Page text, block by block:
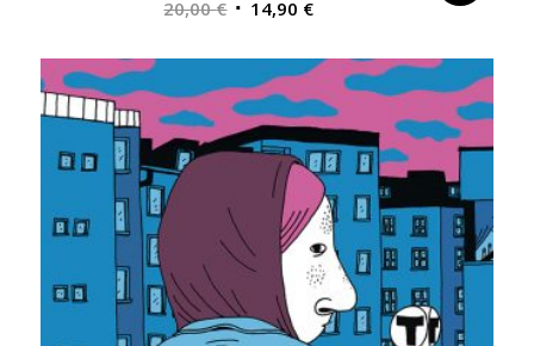
20,00€ Alkuperäinen
oli:
20,00 €.
14,90 €Nykyinen
on:
14,90 €.